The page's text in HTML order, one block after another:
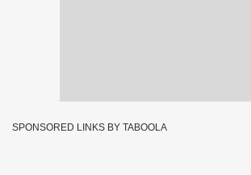
SPONSORED LINKS BY TABOOLA